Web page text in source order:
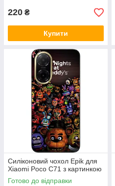
220 ₴
Купити
Силіконовий чохол Epik для
Xiaomi Poco C71 з картинкою
Готово до відправки